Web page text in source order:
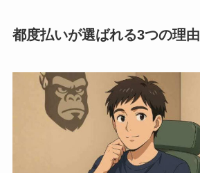
都度払いが選ばれる3つの理由